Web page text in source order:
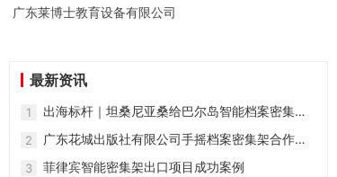
广东莱博士教育设备有限公司
最新资讯
1
出海标杆｜坦桑尼亚桑给巴尔岛智能档案密集架
项目案例
2
广东花城出版社有限公司手摇档案密集架合作案
例
3 菲律宾智能密集架出口项目成功案例